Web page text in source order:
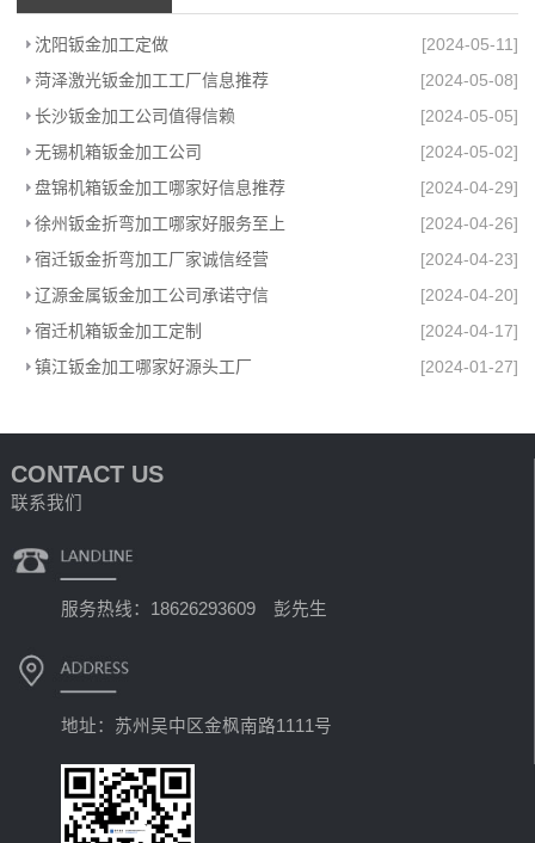
沈阳钣金加工定做
[2024-05-11]
菏泽激光钣金加工工厂信息推荐
[2024-05-08]
长沙钣金加工公司值得信赖
[2024-05-05]
无锡机箱钣金加工公司
[2024-05-02]
盘锦机箱钣金加工哪家好信息推荐
[2024-04-29]
徐州钣金折弯加工哪家好服务至上
[2024-04-26]
宿迁钣金折弯加工厂家诚信经营
[2024-04-23]
辽源金属钣金加工公司承诺守信
[2024-04-20]
宿迁机箱钣金加工定制
[2024-04-17]
镇江钣金加工哪家好源头工厂
[2024-01-27]
CONTACT US
联系我们
服务热线：18626293609 彭先生
地址：苏州吴中区金枫南路1111号